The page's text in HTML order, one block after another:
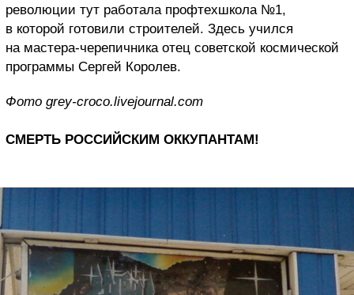
революции тут работала профтехшкола №1,
в которой готовили строителей. Здесь учился
на мастера-черепичника отец советской космической
программы Сергей Королев.
Фото grey-croco.livejournal.com
СМЕРТЬ РОССИЙСКИМ ОККУПАНТАМ!